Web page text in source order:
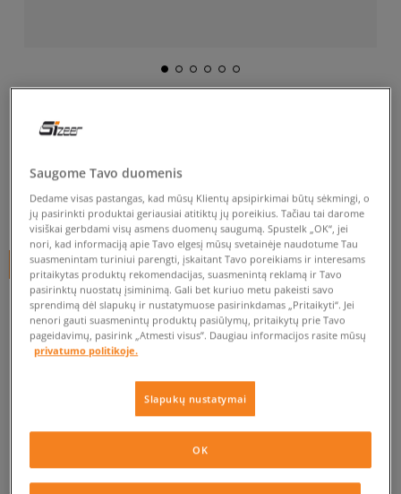
CONFRONT RUNNING MIDI
0.0(0)
18€
+ 18 tšk.SizeerClub
Prekė neprieinama
Jei prekė vėl bus sandėlyje, gausi pranešimą iš mūsų.
Saugome Tavo duomenis
Dedame visas pastangas, kad mūsų Klientų apsipirkimai būtų sėkmingi, o
jų pasirinkti produktai geriausiai atitiktų jų poreikius. Tačiau tai darome
visiškai gerbdami visų asmens duomenų saugumą. Spustelk „OK“, jei
nori, kad informaciją apie Tavo elgesį mūsų svetainėje naudotume Tau
suasmenintam turiniui parengti, įskaitant Tavo poreikiams ir interesams
pritaikytas produktų rekomendacijas, suasmenintą reklamą ir Tavo
pasirinktų nuostatų įsiminimą. Gali bet kuriuo metu pakeisti savo
sprendimą dėl slapukų ir nustatymuose pasirinkdamas „Pritaikyti“. Jei
nenori gauti suasmenintų produktų pasiūlymų, pritaikytų prie Tavo
pageidavimų, pasirink „Atmesti visus”. Daugiau informacijos rasite mūsų
privatumo politikoje.
Slapukų nustatymai
OK